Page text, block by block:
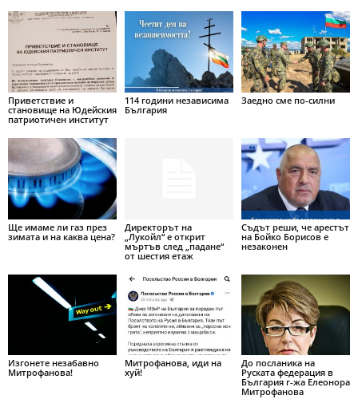
Приветствие и
становище на Юдейския
патриотичен институт
114 години независима
България
Заедно сме по-силни
Ще имаме ли газ през
зимата и на каква цена?
Директорът на
„Лукойл“ е открит
мъртъв след „падане“
от шестия етаж
Съдът реши, че арестът
на Бойко Борисов е
незаконен
Изгонете незабавно
Митрофанова!
Митрофанова, иди на
хуй!
До посланика на
Руската федерация в
България г-жа Елеонора
Митрофанова